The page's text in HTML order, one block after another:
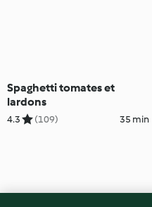
Spaghetti tomates et
lardons
4.3 (109) 35 min